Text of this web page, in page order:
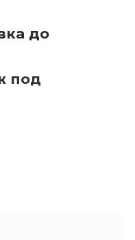
до
под